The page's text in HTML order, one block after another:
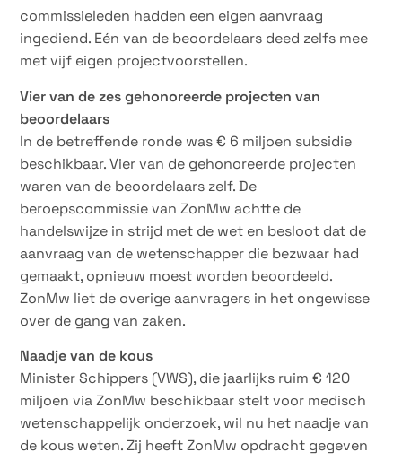
commissieleden hadden een eigen aanvraag
ingediend. Eén van de beoordelaars deed zelfs mee
met vijf eigen projectvoorstellen.
Vier van de zes gehonoreerde projecten van
beoordelaars
In de betreffende ronde was € 6 miljoen subsidie
beschikbaar. Vier van de gehonoreerde projecten
waren van de beoordelaars zelf. De
beroepscommissie van ZonMw achtte de
handelswijze in strijd met de wet en besloot dat de
aanvraag van de wetenschapper die bezwaar had
gemaakt, opnieuw moest worden beoordeeld.
ZonMw liet de overige aanvragers in het ongewisse
over de gang van zaken.
Naadje van de kous
Minister Schippers (VWS), die jaarlijks ruim € 120
miljoen via ZonMw beschikbaar stelt voor medisch
wetenschappelijk onderzoek, wil nu het naadje van
de kous weten. Zij heeft ZonMw opdracht gegeven